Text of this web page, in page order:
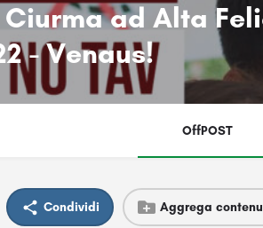
ad Alta
- Venaus!
OffPOST
Condividi Aggrega